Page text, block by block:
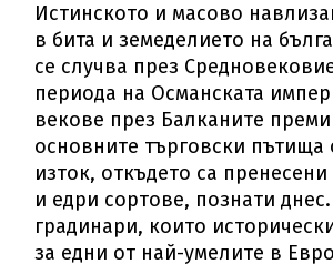
Истинското и масово
в бита и земеделието на
се случва през
периода на Османската
векове през Балканите
основните търговски пътища
изток, откъдето са
и едри сортове, познати
градинари, които
за едни от най-умелите в